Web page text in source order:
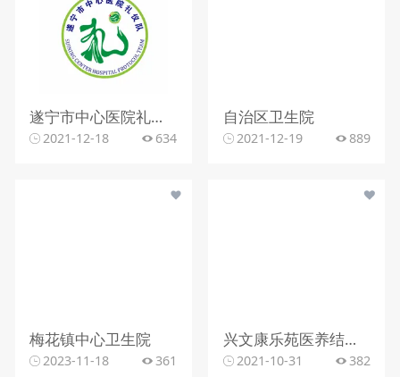
遂宁市中心医院礼仪队
2021-12-18 634
自治区卫生院
2021-12-19 889
梅花镇中心卫生院
2023-11-18 361
兴文康乐苑医养结合医院
2021-10-31 382